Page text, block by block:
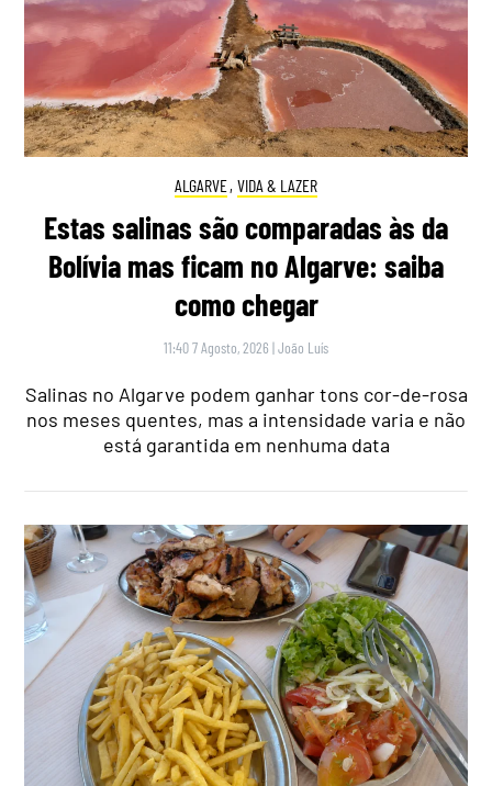
ALGARVE, VIDA & LAZER
Estas salinas são comparadas às da
Bolívia mas ficam no Algarve: saiba
como chegar
11:40 7 Agosto, 2026 |João Luís
Salinas no Algarve podem ganhar tons cor-de-rosa
nos meses quentes, mas a intensidade varia e não
está garantida em nenhuma data